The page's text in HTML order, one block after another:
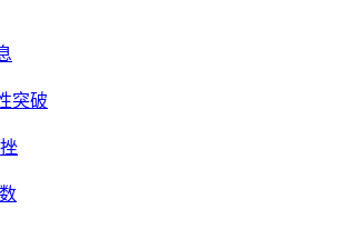
突破